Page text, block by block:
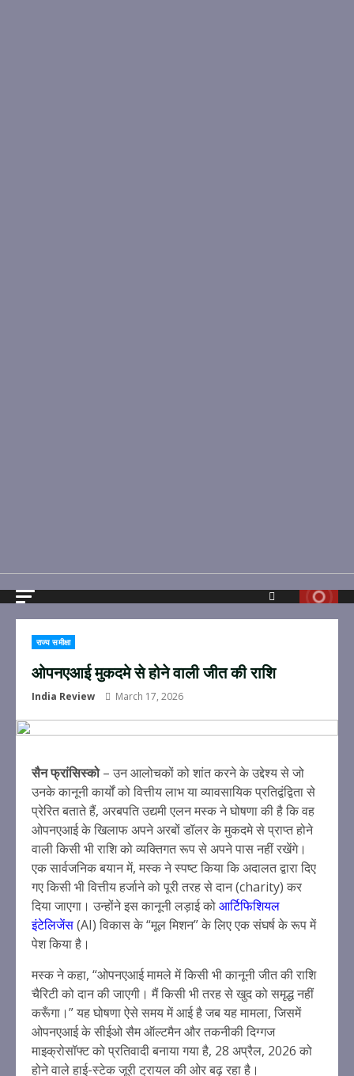
राज्य समीक्षा
ओपनएआई मुकदमे से होने वाली जीत की राशि
India Review March 17, 2026
सैन फ्रांसिस्को– उन आलोचकों को शांत करने के उद्देश्य से जो
उनके कानूनी कार्यों को वित्तीय लाभ या व्यावसायिक प्रतिद्वंद्विता से
प्रेरित बताते हैं, अरबपति उद्यमी एलन मस्क ने घोषणा की है कि वह
ओपनएआई के खिलाफ अपने अरबों डॉलर के मुकदमे से प्राप्त होने
वाली किसी भी राशि को व्यक्तिगत रूप से अपने पास नहीं रखेंगे।
एक सार्वजनिक बयान में, मस्क ने स्पष्ट किया कि अदालत द्वारा दिए
गए किसी भी वित्तीय हर्जाने को पूरी तरह से दान (charity) कर
दिया जाएगा। उन्होंने इस कानूनी लड़ाई कोआर्टिफिशियल
इंटेलिजेंस(AI) विकास के “मूल मिशन” के लिए एक संघर्ष के रूप में
पेश किया है।
मस्क ने कहा, “ओपनएआई मामले में किसी भी कानूनी जीत की राशि
चैरिटी को दान की जाएगी। मैं किसी भी तरह से खुद को समृद्ध नहीं
करूँगा।” यह घोषणा ऐसे समय में आई है जब यह मामला, जिसमें
ओपनएआई के सीईओ सैम ऑल्टमैन और तकनीकी दिग्गज
माइक्रोसॉफ्ट को प्रतिवादी बनाया गया है, 28 अप्रैल, 2026 को
होने वाले हाई-स्टेक जूरी ट्रायल की ओर बढ़ रहा है।